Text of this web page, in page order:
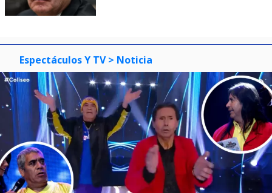
Espectáculos Y TV > Noticia